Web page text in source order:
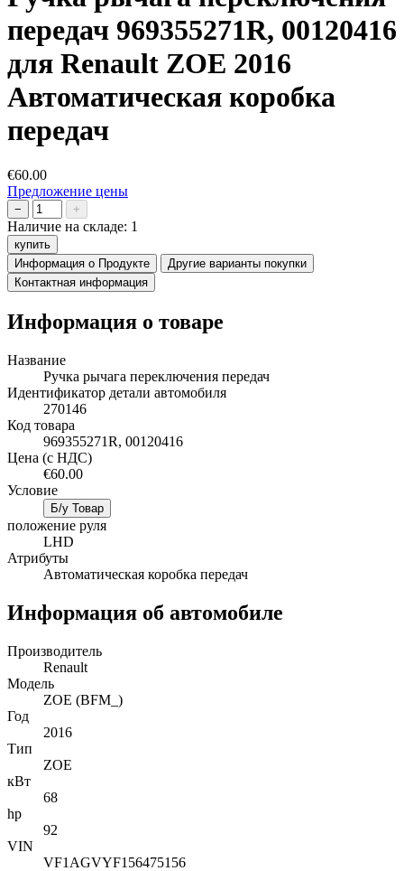
передач 969355271R, 00120416
для Renault ZOE 2016
Автоматическая коробка
передач
€60.00
Предложение цены
− +
Наличие на складе: 1
купить
Информация о Продукте
Другие варианты покупки
Контактная информация
Информация о товаре
Название
Ручка рычага переключения передач
Идентификатор детали автомобиля
270146
Код товара
969355271R, 00120416
Цена (с НДС)
€60.00
Условие
Б/у Товар
положение руля
LHD
Атрибуты
Автоматическая коробка передач
Информация об автомобиле
Производитель
Renault
Mодель
ZOE (BFM_)
Год
2016
Тип
ZOE
кВт
68
hp
92
VIN
VF1AGVYF156475156